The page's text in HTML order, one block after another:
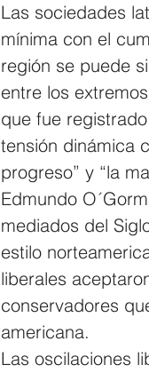
Las sociedades
mínima con el
región se puede
entre los
que fue
tensión dinámica
progreso” y “la
Edmundo
mediados del
estilo
liberales
conservadores
americana.
Las oscilaciones